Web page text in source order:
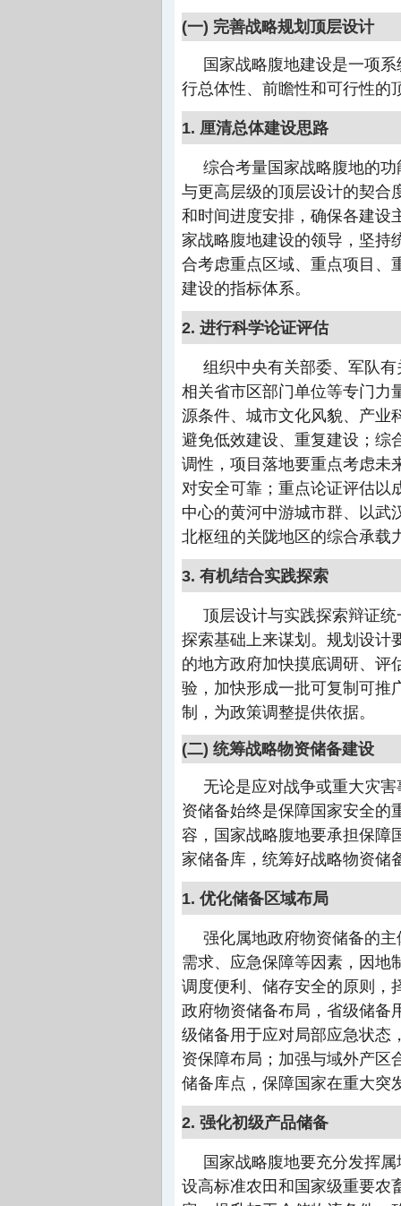
(一) 完善战略规划顶层设计
国家战略腹地建设是一项
行总体性、前瞻性和可行性的
1. 厘清总体建设思路
综合考量国家战略腹地的
与更高层级的顶层设计的契合
和时间进度安排，确保各建设
家战略腹地建设的领导，坚持
合考虑重点区域、重点项目、
建设的指标体系。
2. 进行科学论证评估
组织中央有关部委、军队
相关省市区部门单位等专门力
源条件、城市文化风貌、产业
避免低效建设、重复建设；综
调性，项目落地要重点考虑未
对安全可靠；重点论证评估以
中心的黄河中游城市群、以武
北枢纽的关陇地区的综合承载
3. 有机结合实践探索
顶层设计与实践探索辩证
探索基础上来谋划。规划设计
的地方政府加快摸底调研、评
验，加快形成一批可复制可推
制，为政策调整提供依据。
(二) 统筹战略物资储备建设
无论是应对战争或重大灾
资储备始终是保障国家安全的
容，国家战略腹地要承担保障
家储备库，统筹好战略物资储
1. 优化储备区域布局
强化属地政府物资储备的
需求、应急保障等因素，因地
调度便利、储存安全的原则，
政府物资储备布局，省级储备
级储备用于应对局部应急状态
资保障布局；加强与域外产区
储备库点，保障国家在重大突
2. 强化初级产品储备
国家战略腹地要充分发挥
设高标准农田和国家级重要农